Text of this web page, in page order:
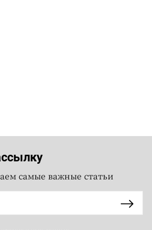
самые важные статьи